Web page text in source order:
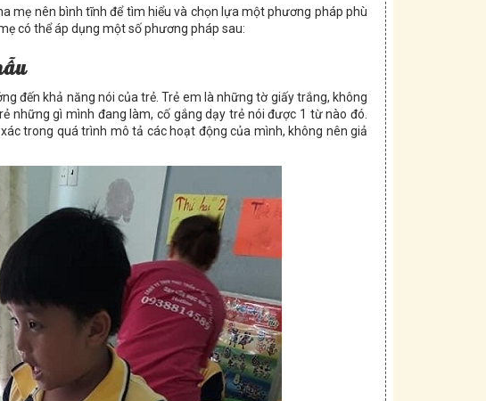
mẹ nên bình tĩnh để tìm hiểu và chọn lựa một phương pháp phù
có thể áp dụng một số phương pháp sau:
đến khả năng nói của trẻ. Trẻ em là những tờ giấy trắng, không
những gì mình đang làm, cố gắng dạy trẻ nói được 1 từ nào đó.
trong quá trình mô tả các hoạt động của mình, không nên giả